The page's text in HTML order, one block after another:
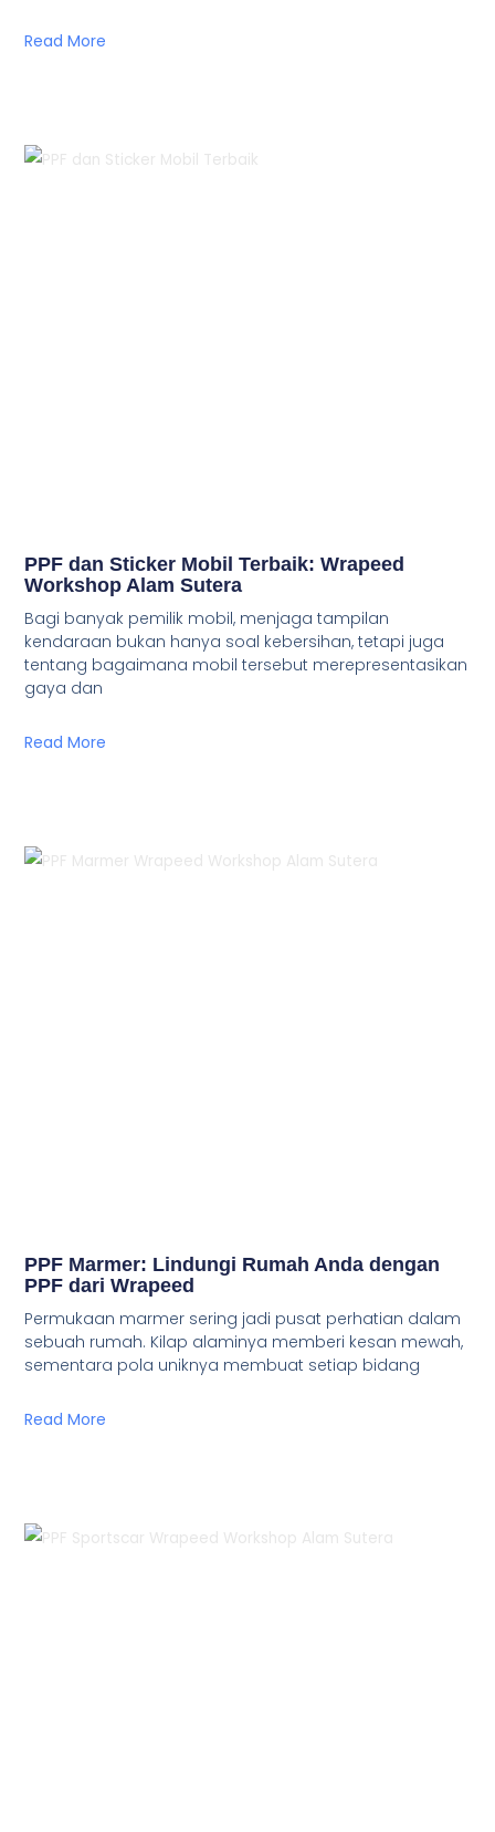
Read More
PPF dan Sticker Mobil Terbaik: Wrapeed
Workshop Alam Sutera
Bagi banyak pemilik mobil, menjaga tampilan
kendaraan bukan hanya soal kebersihan, tetapi juga
tentang bagaimana mobil tersebut merepresentasikan
gaya dan
Read More
PPF Marmer: Lindungi Rumah Anda dengan
PPF dari Wrapeed
Permukaan marmer sering jadi pusat perhatian dalam
sebuah rumah. Kilap alaminya memberi kesan mewah,
sementara pola uniknya membuat setiap bidang
Read More